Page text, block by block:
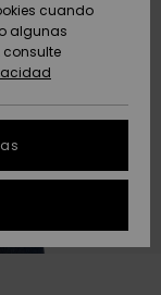
cuando
algunas
consulte